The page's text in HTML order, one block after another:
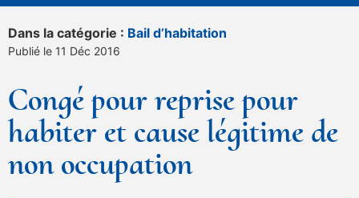
Dans la catégorie : Bail d’habitation
Publié le 11 Déc 2016
Congé pour reprise pour
habiter et cause légitime de
non occupation